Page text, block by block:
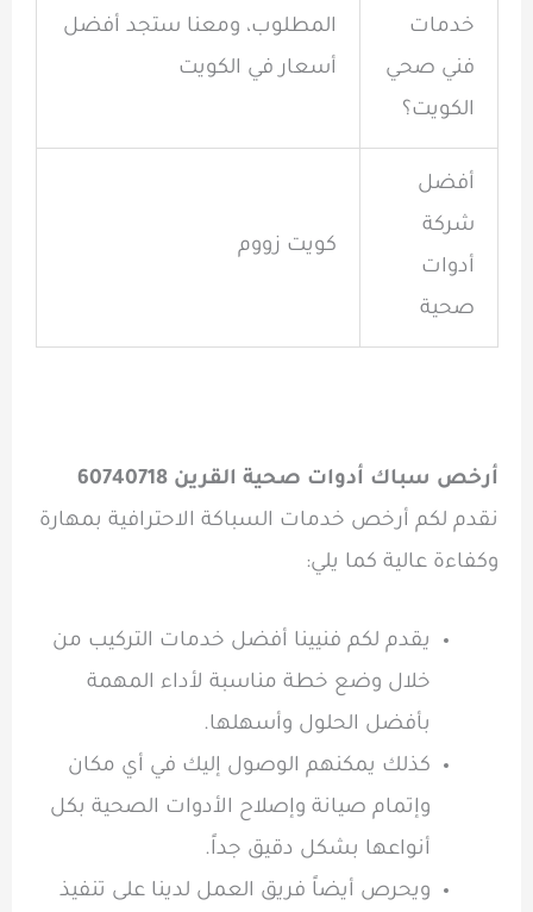
خدمات
فني صحي
الكويت؟
المطلوب، ومعنا ستجد أفضل
أسعار في الكويت
أفضل
شركة
أدوات
صحية
كويت زووم
أرخص سباك أدوات صحية القرين60740718
نقدم لكم أرخص خدمات السباكة الاحترافية بمهارة
وكفاءة عالية كما يلي:
يقدم لكم فنيينا أفضل خدمات التركيب من
خلال وضع خطة مناسبة لأداء المهمة
بأفضل الحلول وأسهلها.
كذلك يمكنهم الوصول إليك في أي مكان
وإتمام صيانة وإصلاح الأدوات الصحية بكل
أنواعها بشكل دقيق جداً.
ويحرص أيضاً فريق العمل لدينا على تنفيذ